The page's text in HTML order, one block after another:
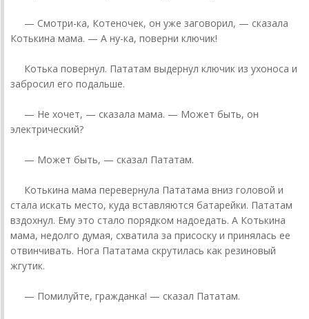
— Смотри-ка, Котеночек, он уже заговорил, — сказала
Котькина мама. — А ну-ка, поверни ключик!
Котька повернул. Пататам выдернул ключик из ухоноса и
забросил его подальше.
— Не хочет, — сказала мама. — Может быть, он
электрический?
— Может быть, — сказал Пататам.
Котькина мама перевернула Пататама вниз головой и
стала искать место, куда вставляются батарейки. Пататам
вздохнул. Ему это стало порядком надоедать. А Котькина
мама, недолго думая, схватила за присоску и принялась ее
отвинчивать. Нога Пататама скрутилась как резиновый
жгутик.
— Помилуйте, гражданка! — сказал Пататам.